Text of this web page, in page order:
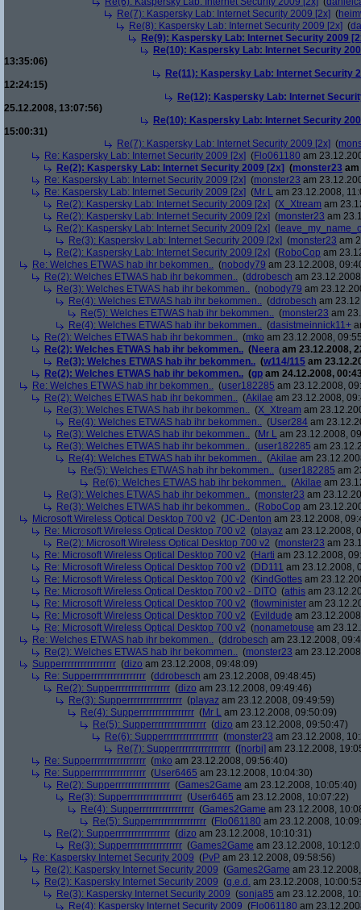
Re(7): Kaspersky Lab: Internet Security 2009 [2x] (
Re(8): Kaspersky Lab: Internet Security 2009 [2x] (
Re(9): Kaspersky Lab: Internet Security 2009
Re(10): Kaspersky Lab: Internet Security
13:35:06)
Re(11): Kaspersky Lab: Internet Security
12:24:15)
Re(12): Kaspersky Lab: Internet
25.12.2008, 13:07:56)
Re(10): Kaspersky Lab: Internet Security
15:00:31)
Re(7): Kaspersky Lab: Internet Security 2009 [2x] (
Re: Kaspersky Lab: Internet Security 2009 [2x] (Flo061180 am
Re(2): Kaspersky Lab: Internet Security 2009 [2x] (monster23 am
Re: Kaspersky Lab: Internet Security 2009 [2x] (monster23 am
Re: Kaspersky Lab: Internet Security 2009 [2x] (Mr L am 23.12.2008,
Re(2): Kaspersky Lab: Internet Security 2009 [2x] (X_Xtream am
Re(2): Kaspersky Lab: Internet Security 2009 [2x] (monster23 am
Re(2): Kaspersky Lab: Internet Security 2009 [2x] (
Re(3): Kaspersky Lab: Internet Security 2009 [2x] (monster23 am
Re(2): Kaspersky Lab: Internet Security 2009 [2x] (RoboCop am
Re: Welches ETWAS hab ihr bekommen.. (nobody79 am 23.12.2008,
Re(2): Welches ETWAS hab ihr bekommen.. (ddrobesch am
Re(3): Welches ETWAS hab ihr bekommen.. (nobody79 am
Re(4): Welches ETWAS hab ihr bekommen.. (ddrobesch am
Re(5): Welches ETWAS hab ihr bekommen.. (monster23 am
Re(4): Welches ETWAS hab ihr bekommen.. (dasistmeinnick11+
Re(2): Welches ETWAS hab ihr bekommen.. (mko am 23.12.2008,
Re(2): Welches ETWAS hab ihr bekommen.. (Neera am 23.12.2008,
Re(3): Welches ETWAS hab ihr bekommen.. (w114/115 am
Re(2): Welches ETWAS hab ihr bekommen.. (gp am 24.12.2008,
Re: Welches ETWAS hab ihr bekommen.. (user182285 am 23.12.2008,
Re(2): Welches ETWAS hab ihr bekommen.. (Akilae am 23.12.2008,
Re(3): Welches ETWAS hab ihr bekommen.. (X_Xtream am
Re(4): Welches ETWAS hab ihr bekommen.. (User284 am
Re(3): Welches ETWAS hab ihr bekommen.. (Mr L am 23.12.2008,
Re(3): Welches ETWAS hab ihr bekommen.. (user182285 am
Re(4): Welches ETWAS hab ihr bekommen.. (Akilae am
Re(5): Welches ETWAS hab ihr bekommen.. (user182285 am
Re(6): Welches ETWAS hab ihr bekommen.. (Akilae am
Re(3): Welches ETWAS hab ihr bekommen.. (monster23 am
Re(3): Welches ETWAS hab ihr bekommen.. (RoboCop am
Microsoft Wireless Optical Desktop 700 v2 (JC-Denton am 23.12.2008,
Re: Microsoft Wireless Optical Desktop 700 v2 (playaz am 23.12.2008,
Re(2): Microsoft Wireless Optical Desktop 700 v2 (monster23 am
Re: Microsoft Wireless Optical Desktop 700 v2 (Harti am 23.12.2008,
Re: Microsoft Wireless Optical Desktop 700 v2 (DD111 am 23.12.2008,
Re: Microsoft Wireless Optical Desktop 700 v2 (KindGottes am
Re: Microsoft Wireless Optical Desktop 700 v2 - DITO (athis am
Re: Microsoft Wireless Optical Desktop 700 v2 (flowminister am
Re: Microsoft Wireless Optical Desktop 700 v2 (Evildude am
Re: Microsoft Wireless Optical Desktop 700 v2 (nonametouse am
Re: Welches ETWAS hab ihr bekommen.. (ddrobesch am 23.12.2008,
Re(2): Welches ETWAS hab ihr bekommen.. (monster23 am
Supperrrrrrrrrrrrrrrrr (dizo am 23.12.2008, 09:48:09)
Re: Supperrrrrrrrrrrrrrrrr (ddrobesch am 23.12.2008, 09:48:45)
Re(2): Supperrrrrrrrrrrrrrrrr (dizo am 23.12.2008, 09:49:46)
Re(3): Supperrrrrrrrrrrrrrrrr (playaz am 23.12.2008, 09:49:59)
Re(4): Supperrrrrrrrrrrrrrrrr (Mr L am 23.12.2008, 09:50:09)
Re(5): Supperrrrrrrrrrrrrrrrr (dizo am 23.12.2008, 09:50:47)
Re(6): Supperrrrrrrrrrrrrrrrr (monster23 am 23.12.2008,
Re(7): Supperrrrrrrrrrrrrrrrr ([norbi] am 23.12.2008,
Re: Supperrrrrrrrrrrrrrrrr (mko am 23.12.2008, 09:56:40)
Re: Supperrrrrrrrrrrrrrrrr (User6465 am 23.12.2008, 10:04:30)
Re(2): Supperrrrrrrrrrrrrrrrr (Games2Game am 23.12.2008, 10:05:40)
Re(3): Supperrrrrrrrrrrrrrrrr (User6465 am 23.12.2008, 10:07:22)
Re(4): Supperrrrrrrrrrrrrrrrr (Games2Game am 23.12.2008,
Re(5): Supperrrrrrrrrrrrrrrrr (Flo061180 am 23.12.2008,
Re(2): Supperrrrrrrrrrrrrrrrr (dizo am 23.12.2008, 10:10:31)
Re(3): Supperrrrrrrrrrrrrrrrr (Games2Game am 23.12.2008,
Re: Kaspersky Internet Security 2009 (PvP am 23.12.2008, 09:58:56)
Re(2): Kaspersky Internet Security 2009 (Games2Game am
Re(2): Kaspersky Internet Security 2009 (q.e.d. am 23.12.2008,
Re(3): Kaspersky Internet Security 2009 (sonja85 am 23.12.2008,
Re(4): Kaspersky Internet Security 2009 (Flo061180 am